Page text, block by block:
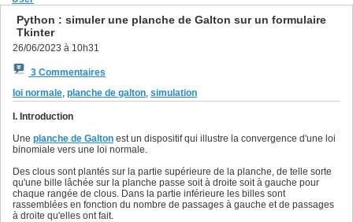
Python : simuler une planche de Galton sur un formulaire
Tkinter
26/06/2023 à 10h31
3 Commentaires
loi normale, planche de galton, simulation
I. Introduction
Une planche de Galton est un dispositif qui illustre la convergence d'une loi
binomiale vers une loi normale.
Des clous sont plantés sur la partie supérieure de la planche, de telle sorte
qu'une bille lâchée sur la planche passe soit à droite soit à gauche pour
chaque rangée de clous. Dans la partie inférieure les billes sont
rassemblées en fonction du nombre de passages à gauche et de passages
à droite qu'elles ont fait.